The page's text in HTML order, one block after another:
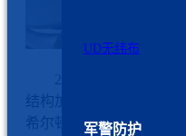
UD无纬布
军警防护
结构加固中应用技术规
希尔顿酒店顺利召开。